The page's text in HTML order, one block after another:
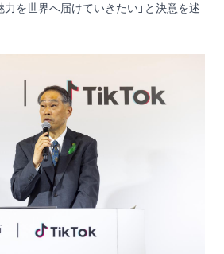
力を世界へ届けていきたい」と決意を述